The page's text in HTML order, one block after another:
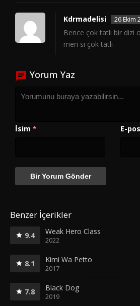
Kdrmadelisi 26 Ekim
Bence çok tatlı bir dizi
meri si çok tatlı
Yorum Yaz
İsim * E-
Benzer İçerikler
9.4 Weak Hero Class
2022
8.1 Kimi Wa Petto
2017
7.8 Black Dog
2019